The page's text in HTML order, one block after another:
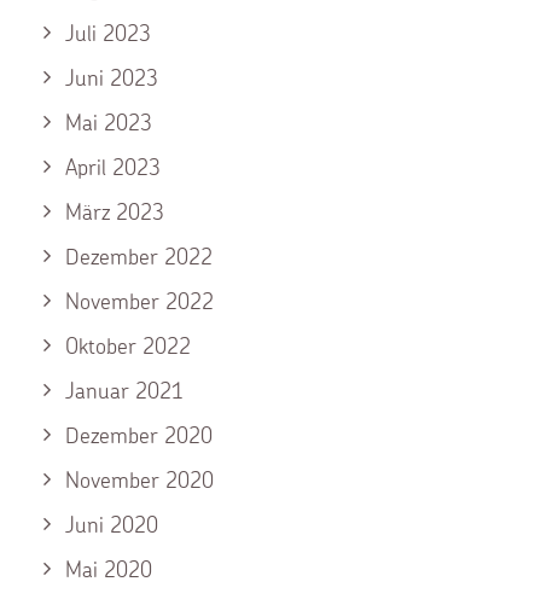
Juli 2023
Juni 2023
Mai 2023
April 2023
März 2023
Dezember 2022
November 2022
Oktober 2022
Januar 2021
Dezember 2020
November 2020
Juni 2020
Mai 2020